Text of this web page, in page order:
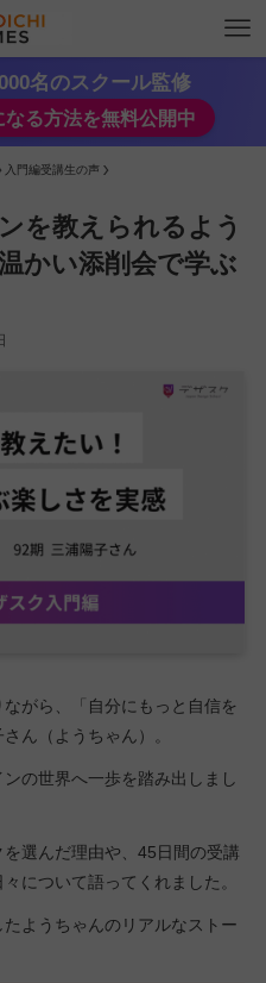
名のスクール監修
る方法を無料公開中
入門編受講生の声
を教えられるよう
かい添削会で学ぶ
がら、「自分にもっと自信を
ん（ようちゃん）。
の世界へ一歩を踏み出しまし
選んだ理由や、45日間の受講
について語ってくれました。
ようちゃんのリアルなストー